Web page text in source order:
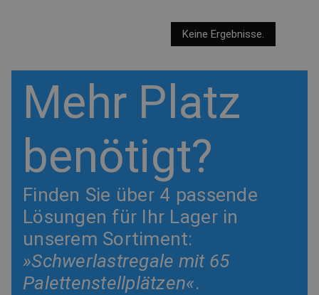
Keine Ergebnisse.
Mehr Platz
benötigt?
Finden Sie über 4 passende
Lösungen für Ihr Lager in
unserem Sortiment:
»Schwerlastregale mit 65
Palettenstellplätzen«.